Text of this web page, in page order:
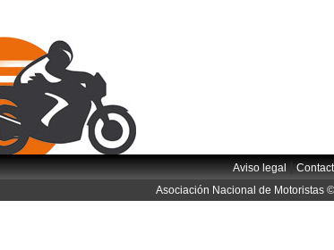
Aviso legal|
Asociación Nacional de Motoristas